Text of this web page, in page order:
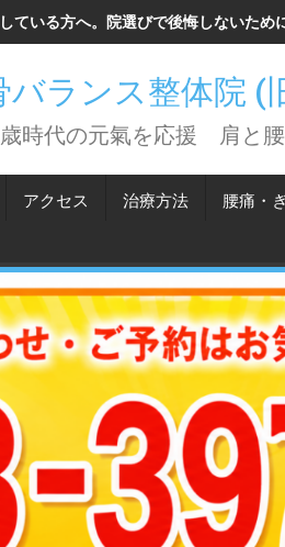
ている方へ。院選びで後悔しないため
バランス整体院
歳時代の元氣を応援 肩と
アクセス 治療方法 腰痛・